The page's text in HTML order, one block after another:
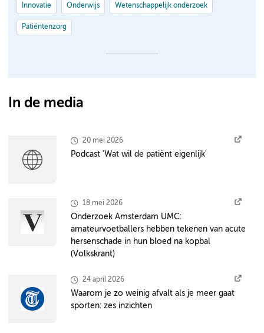
Innovatie Onderwijs Wetenschappelijk onderzoek
Patiëntenzorg
In de media
20 mei 2026
Podcast 'Wat wil de patiënt eigenlijk'
18 mei 2026
Onderzoek Amsterdam UMC:
amateurvoetballers hebben tekenen van acute
hersenschade in hun bloed na kopbal
(Volkskrant)
24 april 2026
Waarom je zo weinig afvalt als je meer gaat
sporten: zes inzichten